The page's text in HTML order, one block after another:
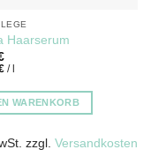
Haarserum
/l
WARENKORB
zzgl. Versandkosten